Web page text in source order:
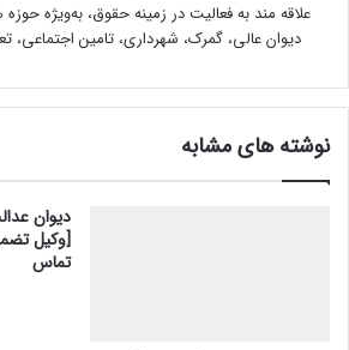
علاقه مند به فعالیت در زمینه حقوق، به‌ویژه
دیوان عالی، گمرک، شهرداری، تامین اجتماعی،
نوشته های مشابه
دیوان
[وکیل
تماس